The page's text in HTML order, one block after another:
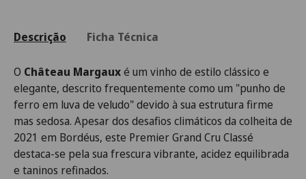
Descrição Ficha Técnica
O Château Margauxé um vinho de estilo clássico e
elegante, descrito frequentemente como um "punho de
ferro em luva de veludo" devido à sua estrutura firme
mas sedosa. Apesar dos desafios climáticos da colheita de
2021 em Bordéus, este Premier Grand Cru Classé
destaca-se pela sua frescura vibrante, acidez equilibrada
e taninos refinados.